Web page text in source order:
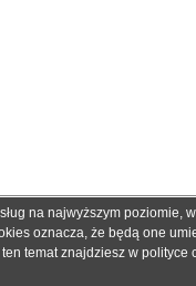
zostały użyte wyłącznie w
braków lub błędów, które
przed podjęciem decyzji o
na najwyższym poziomie,
oznacza, że będą one
temat znajdziesz w polityce